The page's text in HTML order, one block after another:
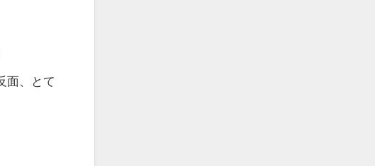
面、とて